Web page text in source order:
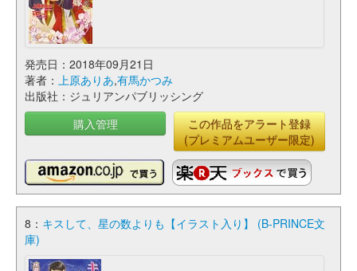
発売日：2018年09月21日
著者： 上原ありあ,有馬かつみ
出版社：ジュリアンパブリッシング
購入管理
この作品をアラート登録
(プレミアムユーザー限定)
8： キスして、星の数よりも【イラスト入り】 (B-PRINCE文
庫)